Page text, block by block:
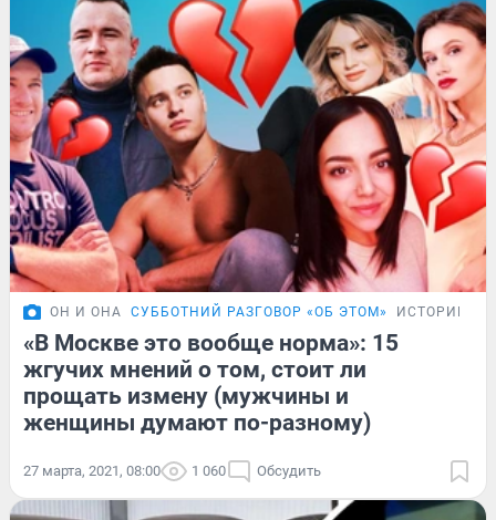
ОН И ОНА СУББОТНИЙ РАЗГОВОР «ОБ ЭТОМ» ИСТОРИИ
«В Москве это вообще норма»: 15
жгучих мнений о том, стоит ли
прощать измену (мужчины и
женщины думают по-разному)
27 марта, 2021, 08:00 1 060 Обсудить